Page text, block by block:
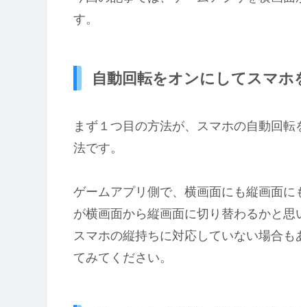
す。
自動回転をオンにしてスマホ
まず１つ目の方法が、スマホの自動回
法です。
ゲームアプリ側で、横画面にも縦画面
が横画面から縦画面に切り替わるかと
スマホの縦持ちに対応していない場合
てみてください。